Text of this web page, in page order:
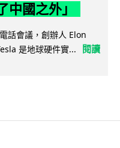
中國之外」
話會議，創辦人 Elon
是地球硬件實...
閱讀